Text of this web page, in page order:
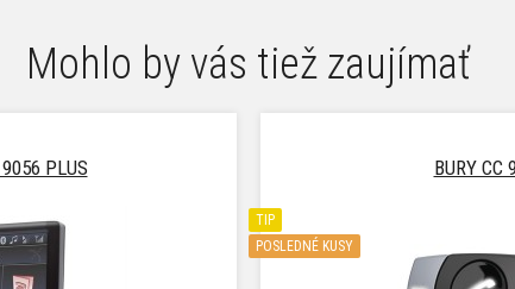
Mohlo by vás tiež zaujímať
9056 PLUS BURY CC
TIP
POSLEDNÉ KUSY